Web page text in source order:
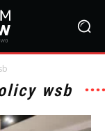
wsb